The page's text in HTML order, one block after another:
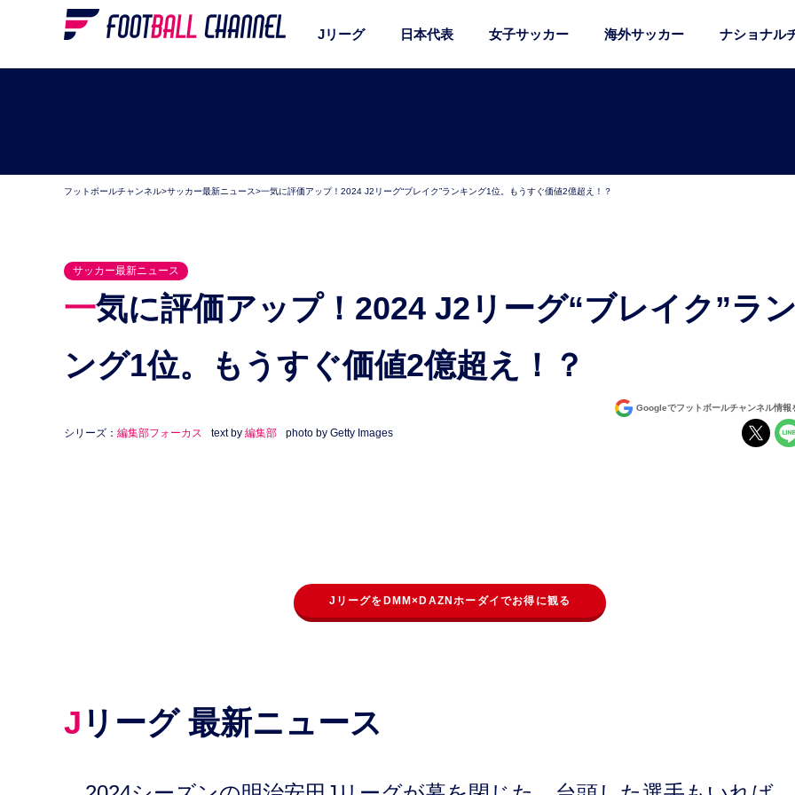
Jリーグ 日本代表 女子サッカー 海外サッカー ナショナル
フットボールチャンネル>サッカー最新ニュース>一気に評価アップ！2024 J2リーグ“ブレイク”ランキング1位。もうすぐ価値2億超え！？
サッカー最新ニュース
一気に評価アップ！2024 J2リーグ“ブレイク”ランキ
ング1位。もうすぐ価値2億超え！？
Googleでフットボールチャンネル情報
シリーズ： 編集部フォーカス text by 編集部 photo by Getty Images
JリーグをDMM×DAZNホーダイでお得に観る
Jリーグ 最新ニュース